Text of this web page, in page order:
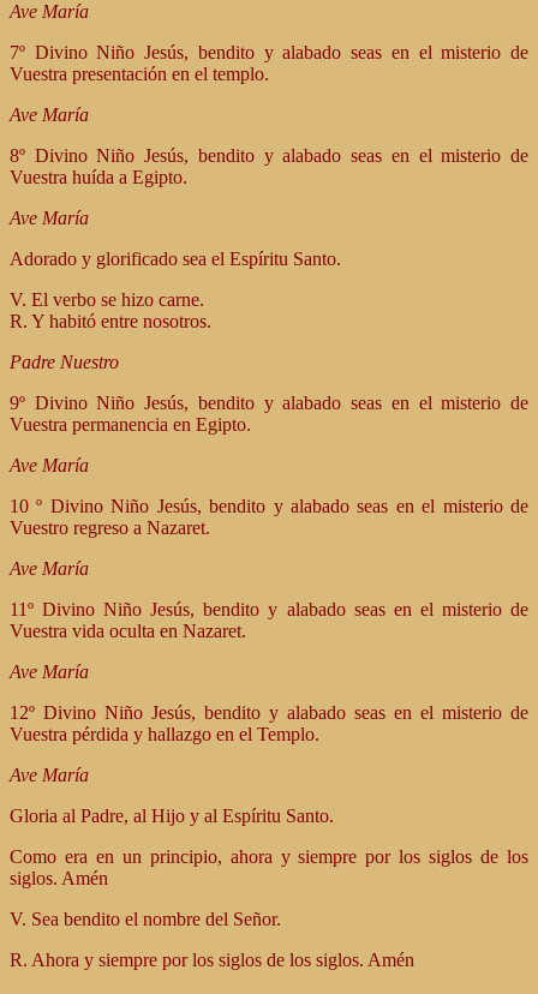
Ave María
7º Divino Niño Jesús, bendito y alabado seas en el misterio de
Vuestra presentación en el templo.
Ave María
8º Divino Niño Jesús, bendito y alabado seas en el misterio de
Vuestra huída a Egipto.
Ave María
Adorado y glorificado sea el Espíritu Santo.
V. El verbo se hizo carne.
R. Y habitó entre nosotros.
Padre Nuestro
9º Divino Niño Jesús, bendito y alabado seas en el misterio de
Vuestra permanencia en Egipto.
Ave María
10 º Divino Niño Jesús, bendito y alabado seas en el misterio de
Vuestro regreso a Nazaret.
Ave María
11º Divino Niño Jesús, bendito y alabado seas en el misterio de
Vuestra vida oculta en Nazaret.
Ave María
12º Divino Niño Jesús, bendito y alabado seas en el misterio de
Vuestra pérdida y hallazgo en el Templo.
Ave María
Gloria al Padre, al Hijo y al Espíritu Santo.
Como era en un principio, ahora y siempre por los siglos de los
siglos. Amén
V. Sea bendito el nombre del Señor.
R. Ahora y siempre por los siglos de los siglos. Amén